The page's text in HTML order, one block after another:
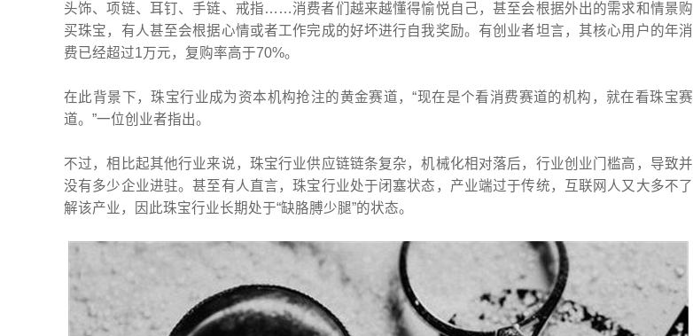
头饰、项链、耳钉、手链、戒指……消费者们越来越懂得愉悦自己，甚至会根据外出的需求和情景购
买珠宝，有人甚至会根据心情或者工作完成的好坏进行自我奖励。有创业者坦言，其核心用户的年消
费已经超过1万元，复购率高于70%。
在此背景下，珠宝行业成为资本机构抢注的黄金赛道，“现在是个看消费赛道的机构，就在看珠宝赛
道。”一位创业者指出。
不过，相比起其他行业来说，珠宝行业供应链链条复杂，机械化相对落后，行业创业门槛高，导致并
没有多少企业进驻。甚至有人直言，珠宝行业处于闭塞状态，产业端过于传统，互联网人又大多不了
解该产业，因此珠宝行业长期处于“缺胳膊少腿”的状态。